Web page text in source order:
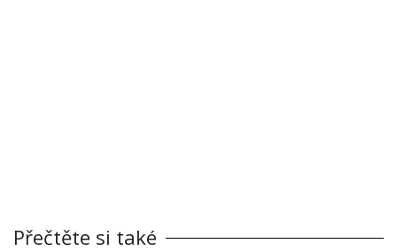
Přečtěte si také